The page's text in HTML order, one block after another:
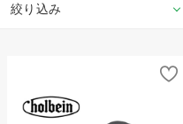
絞り込み